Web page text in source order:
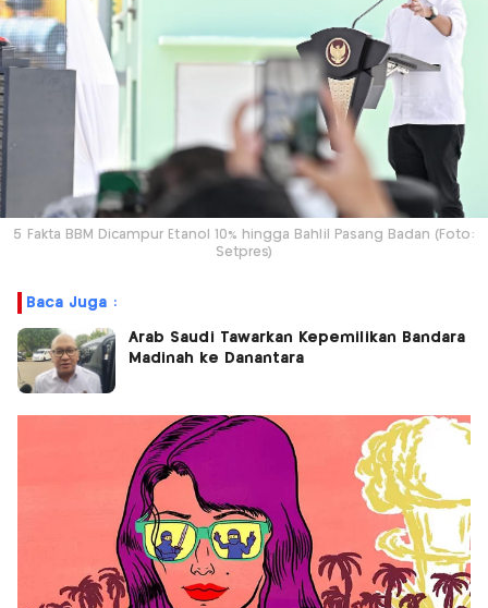
5 Fakta BBM Dicampur Etanol 10% hingga Bahlil Pasang Badan (Foto:
Setpres)
Baca Juga :
Arab Saudi Tawarkan Kepemilikan Bandara
Madinah ke Danantara